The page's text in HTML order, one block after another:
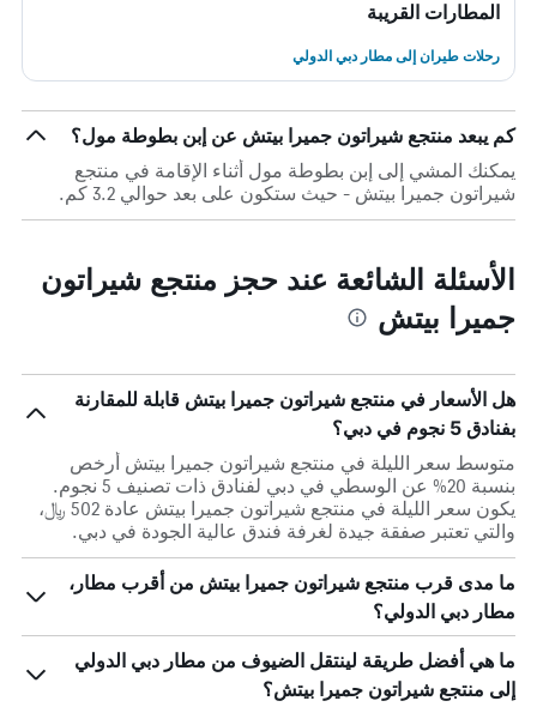
المطارات القريبة
رحلات طيران إلى مطار دبي الدولي
كم يبعد منتجع شيراتون جميرا بيتش عن إبن بطوطة مول؟
يمكنك المشي إلى إبن بطوطة مول أثناء الإقامة في منتجع
شيراتون جميرا بيتش - حيث ستكون على بعد حوالي 3.2 كم.
الأسئلة الشائعة عند حجز منتجع شيراتون
جميرا بيتش
هل الأسعار في منتجع شيراتون جميرا بيتش قابلة للمقارنة
بفنادق 5 نجوم في دبي؟
متوسط سعر الليلة في منتجع شيراتون جميرا بيتش أرخص
بنسبة 20% عن الوسطي في دبي لفنادق ذات تصنيف 5 نجوم.
يكون سعر الليلة في منتجع شيراتون جميرا بيتش عادة 502 ﷼،
والتي تعتبر صفقة جيدة لغرفة فندق عالية الجودة في دبي.
ما مدى قرب منتجع شيراتون جميرا بيتش من أقرب مطار،
مطار دبي الدولي؟
ما هي أفضل طريقة لينتقل الضيوف من مطار دبي الدولي
إلى منتجع شيراتون جميرا بيتش؟